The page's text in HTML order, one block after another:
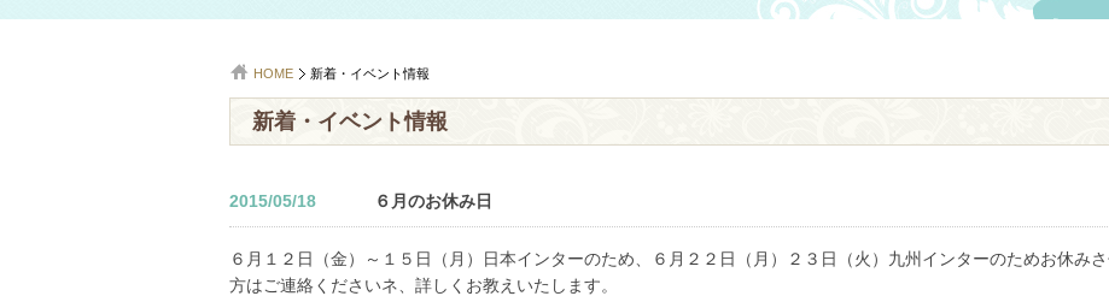
HOME 新着・イベント情報
新着・イベント情報
2015/05/18 ６月のお休み日
６月１２日（金）～１５日（月）日本インターのため、６月２２日（月）２３日（火）九州インターのためお休み
方はご連絡くださいネ、詳しくお教えいたします。